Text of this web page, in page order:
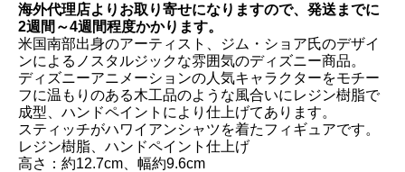
海外代理店よりお取り寄せになりますので、発送までに
2週間～4週間程度かかります。
米国南部出身のアーティスト、ジム・ショア氏のデザイ
ンによるノスタルジックな雰囲気のディズニー商品。
ディズニーアニメーションの人気キャラクターをモチー
フに温もりのある木工品のような風合いにレジン樹脂で
成型、ハンドペイントにより仕上げてあります。
スティッチがハワイアンシャツを着たフィギュアです。
レジン樹脂、ハンドペイント仕上げ
高さ：約12.7cm、幅約9.6cm